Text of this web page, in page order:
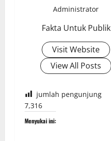
Administrator
Fakta Untuk Publik
Visit Website
View All Posts
jumlah pengunjung
7,316
Menyukai ini: